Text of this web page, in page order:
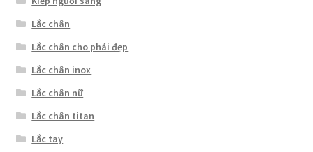
Lắc chân
Lắc chân cho phái đẹp
Lắc chân inox
Lắc chân nữ
Lắc chân titan
Lắc tay